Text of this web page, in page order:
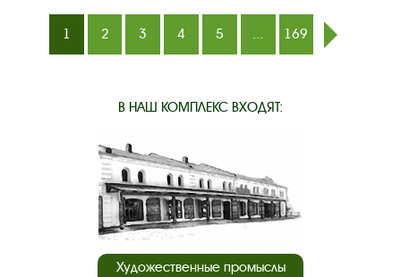
1 2 3 4 5 ...
169
В НАШ КОМПЛЕКС ВХОДЯТ:
Художественные промыслы